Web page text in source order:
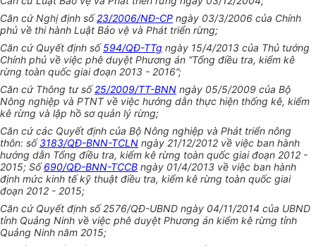
Căn cứ Nghị định số23/2006/NĐ-CP ngày 03/3/2006 của Chính
phủ về thi hành Luật Bảo vệ và Phát triển rừng;
Căn cứ Quyết định số594/QĐ-TTg ngày 15/4/2013 của Thủ tướng
Chính phủ về việc phê duyệt Phương án “Tổng điều tra, kiểm kê
rừng toàn quốc giai đoạn 2013 - 2016”;
Căn cứ Thông tư số25/2009/TT-BNN ngày 05/5/2009 của Bộ
Nông nghiệp và PTNT về việc hướng dẫn thực hiện thống kê, kiểm
kê rừng và lập hồ sơ quản lý rừng;
Căn cứ các Quyết định của Bộ Nông nghiệp và Phát triển nông
thôn: số3183/QĐ-BNN-TCLN ngày 21/12/2012 về việc ban hành
hướng dẫn Tổng điều tra, kiểm kê rừng toàn quốc giai đoạn 2012 -
2015; Số690/QĐ-BNN-TCCB ngày 01/4/2013 về việc ban hành
định mức kinh tế kỹ thuật điều tra, kiểm kê rừng toàn quốc giai
đoạn 2012 - 2015;
Căn cứ Quyết định số 2576/QĐ-UBND ngày 04/11/2014 của UBND
tỉnh Quảng Ninh về việc phê duyệt Phương án kiểm kê rừng tỉnh
Quảng Ninh năm 2015;